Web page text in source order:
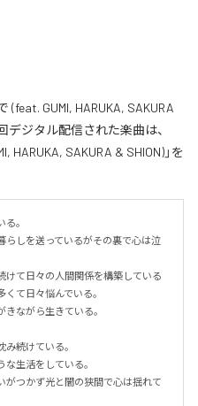
GUMI, HARUKA, SAKURA
デジタル配信された楽曲は、
HARUKA, SAKURA & SHION)」を
。
らしを送っているがその裏で心は泣
けて日々の人間関係を構築している
て日々悩んでいる。
ながら生きている。
続けている。
生活をしている。
がつかず光と闇の狭間で心は揺れて